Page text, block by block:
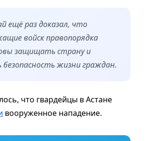
ещё раз доказал, что
войск правопорядка
защищать страну и
безопасность жизни граждан.
что гвардейцы в Астане
вооруженное нападение.